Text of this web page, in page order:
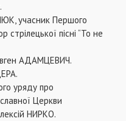
учасник Першого
пісні “То не
АДАМЦЕВИЧ.
уряду про
Церкви
НИРКО.